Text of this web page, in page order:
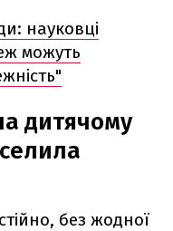
науковці
можуть
дитячому
без жодної